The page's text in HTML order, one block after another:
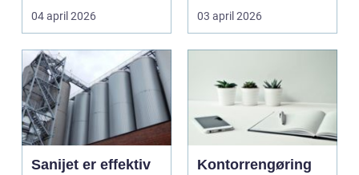
kan en lokal a...
04 april 2026
Men gjort rigtigt kan
logotr...
03 april 2026
Sanijet er effektiv
Kontorrengøring